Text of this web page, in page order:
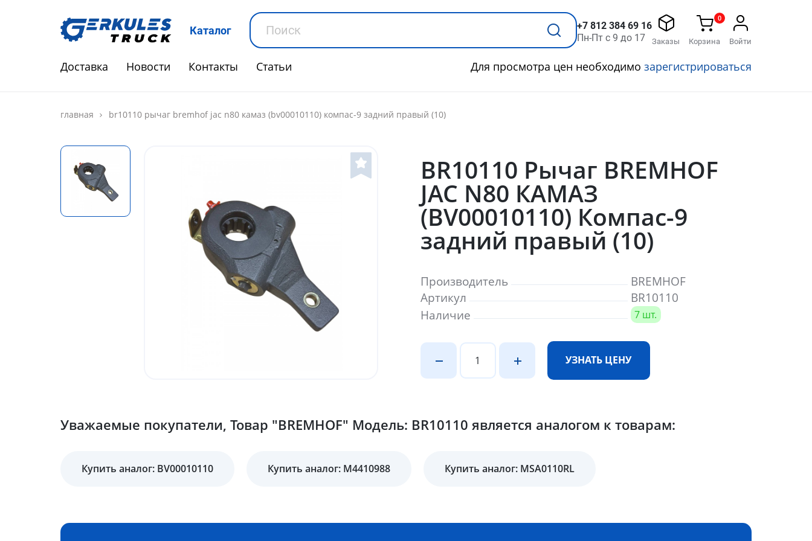
Каталог
+7 812 384 69 16
Пн-Пт с 9 до 17
Заказы
0
Корзина Войти
Доставка Новости Контакты Статьи Для просмотра цен необходимо зарегистрироваться
главная br10110 рычаг bremhof jac n80 камаз (bv00010110) компас-9 задний правый (10)
BR10110 Рычаг BREMHOF
JAC N80 КАМАЗ
(BV00010110) Компас-9
задний правый (10)
Производитель
BREMHOF
Артикул
BR10110
Наличие
7 шт.
УЗНАТЬ ЦЕНУ
Уважаемые покупатели, Товар "BREMHOF" Модель: BR10110 является аналогом к товарам:
Купить аналог: BV00010110 Купить аналог: M4410988 Купить аналог: MSA0110RL